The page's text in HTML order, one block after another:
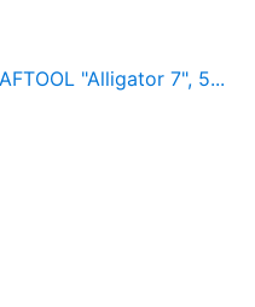
"Alligator 7", 5...